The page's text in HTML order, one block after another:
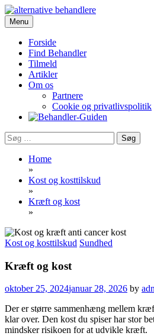
Skip
to
content
Portalen for alternativ behandling,
Menu
Forside
Find Behandler
Tilmeld
Artikler
Om os
Partnere
Cookie og privatlivspolitik
Søg
efter:
Home
»
Kost og kosttilskud
»
Kræft og kost
»
Kost og kosttilskud Sundhed
Kræft og kost
oktober 25, 2024januar 28, 2026 by
Der er større sammenhæng mellem
klar over. Den kost du spiser har stor
mindsker risikoen for at udvikle kræft.